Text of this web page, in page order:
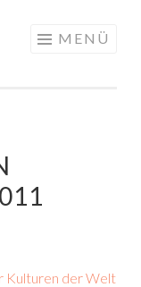
MENÜ
Kulturen der Welt